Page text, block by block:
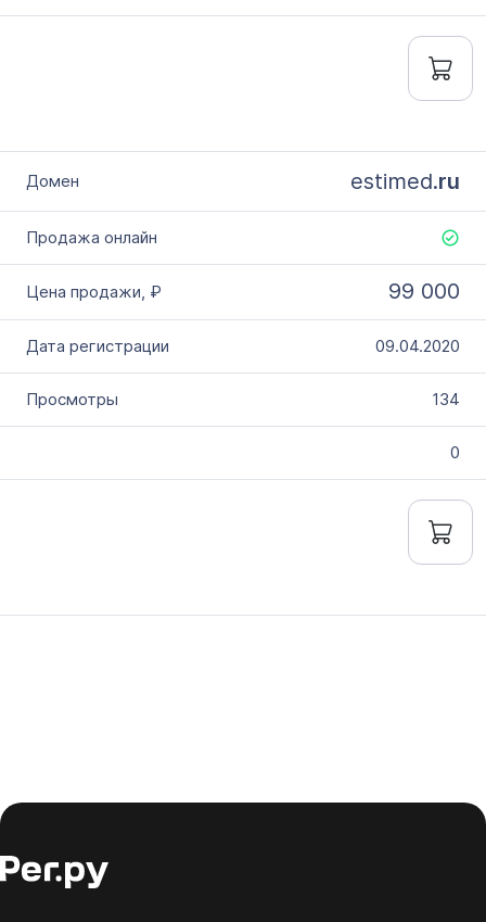
estimed.ru
99 000
09.04.2020
134
0